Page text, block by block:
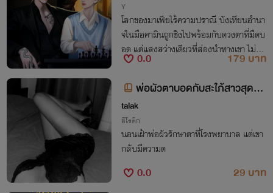
Y
โลกของมาเฟียไร้ความปราณี บังเหียนอำนา
จในมือคามินถูกชิงไปพร้อมกับดวงตาที่มืดบ
อด แต่แสงสว่างเดียวที่ส่องนำทางเขา ไม่ได้
มาจากการมองเห็น แต่มันมาจากหัวใจของใ
0.0
179 บาท
พ่อผัวตาบอดกับสะใภ้สาวสุดแซ่
บ
talak
อีโรติก
นอนเฝ้าพ่อผัวรักษาตาที่โรงพยาบาล แต่เขา
กลับมีความต
0.0
29 บาท